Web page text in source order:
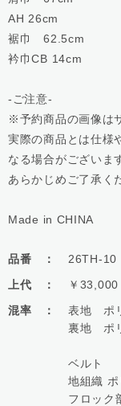
AH 26cm
裾巾 62.5cm
衿巾CB 14cm
-ご注意-
※予約商品の画像は
実際の商品とは仕様
なる場合がございま
あらかじめご了承く
Made in CHINA
品番 ：
26TH-10
上代 ：
￥
混率 ：
表地 ポ
裏地 ポ
ベルト
地組織
フロッ